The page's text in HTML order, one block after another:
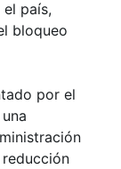
país,
bloqueo
por el